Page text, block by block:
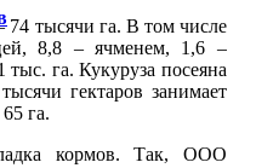
74 тысячи га. В том числе
8,8 – ячменем, 1,6 –
га. Кукуруза посеяна
гектаров занимает
га.
кормов. Так, ООО